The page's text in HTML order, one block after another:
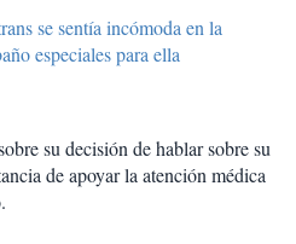
se sentía incómoda en la
especiales para ella
su decisión de hablar sobre su
de apoyar la atención médica